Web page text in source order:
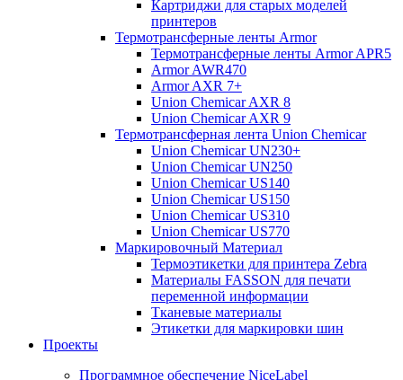
Картриджи для старых моделей
принтеров
Термотрансферные ленты Armor
Термотрансферные ленты Armor APR5
Armor AWR470
Armor AXR 7+
Union Chemicar AXR 8
Union Chemicar AXR 9
Термотрансферная лента Union Chemicar
Union Chemicar UN230+
Union Chemicar UN250
Union Chemicar US140
Union Chemicar US150
Union Chemicar US310
Union Chemicar US770
Маркировочный Материал
Термоэтикетки для принтера Zebra
Материалы FASSON для печати
переменной информации
Тканевые материалы
Этикетки для маркировки шин
Проекты
Программное обеспечение NiceLabel